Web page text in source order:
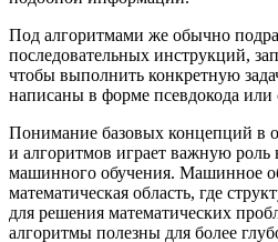
Под алгоритмами же обычно
последовательных инструкций,
чтобы выполнить конкретную
написаны в форме псевдокода
Понимание базовых концепций в
и алгоритмов играет важную
машинного обучения. Машинное
математическая область, где
для решения математических
алгоритмы полезны для более